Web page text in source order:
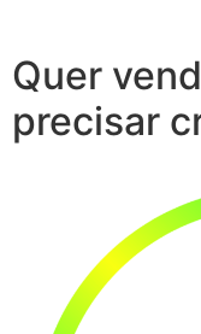
Quer
precisar